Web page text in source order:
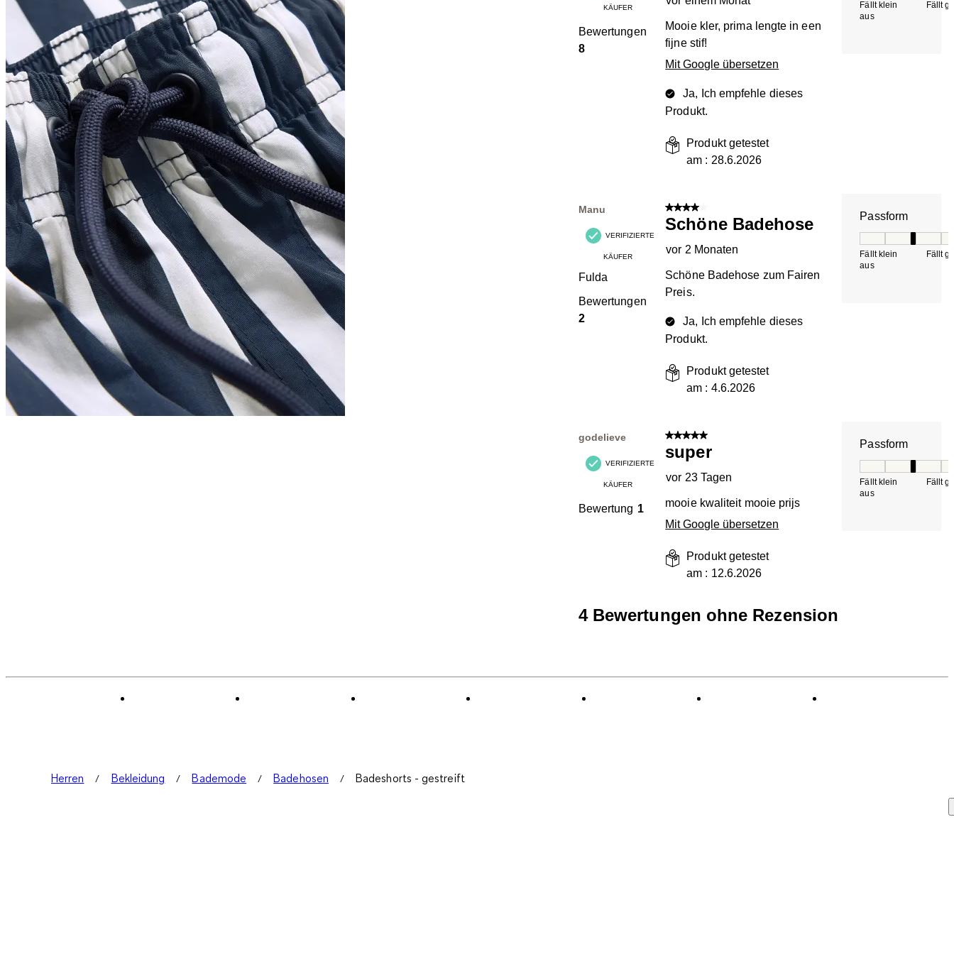
KÄUFER
Bewertungen
8
Mooie kler, prima lengte in een
fijne stif!
Mit Google übersetzen
Ja, Ich empfehle dieses
Produkt.
Produkt getestet
am : 28.6.2026
Fällt klein
aus
Fällt
Manu
VERIFIZIERTE
KÄUFER
Fulda
Bewertungen
2
4 von 5 Sternen.
Schöne Badehose
vor 2 Monaten
Schöne Badehose zum Fairen
Preis.
Ja, Ich empfehle dieses
Produkt.
Produkt getestet
am : 4.6.2026
Passform
Fällt klein
aus
Fällt
godelieve
VERIFIZIERTE
KÄUFER
Bewertung 1
5 von 5 Sternen.
super
vor 23 Tagen
mooie kwaliteit mooie prijs
Mit Google übersetzen
Produkt getestet
am : 12.6.2026
Passform
Fällt klein
aus
Fällt
4 Bewertungen ohne Rezension
Herren Bekleidung Bademode Badehosen Badeshorts - gestreift